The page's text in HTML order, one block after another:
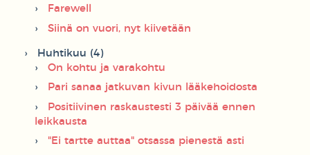
Farewell
Siinä on vuori, nyt kiivetään
Huhtikuu (4)
On kohtu ja varakohtu
Pari sanaa jatkuvan kivun lääkehoidosta
Positiivinen raskaustesti 3 päivää ennen
leikkausta
"Ei tartte auttaa" otsassa pienestä asti